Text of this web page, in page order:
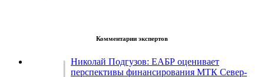
Комментарии экспертов
Николай Подгузов: ЕАБР оценивает
перспективы финансирования МТК Север-